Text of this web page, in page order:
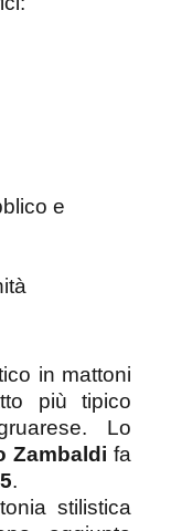
e
in mattoni
più tipico
Lo
Zambaldi fa
.
stilistica